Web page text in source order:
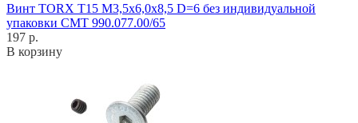
Винт TORX T15 M3,5x6,0x8,5 D=6 без индивидуальной
упаковки CMT 990.077.00/65
197 р.
В корзину